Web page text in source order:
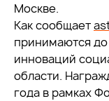
Москве.
Как сообщает
принимаются до
инноваций
области.
года в рамках